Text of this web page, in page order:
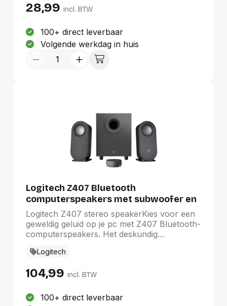
28,99 incl. BTW
100+ direct leverbaar
Volgende werkdag in huis
Logitech Z407 Bluetooth
computerspeakers met subwoofer en
draadloze bediening
Logitech Z407 stereo speakerKies voor een
geweldig geluid op je pc met Z407 Bluetooth-
computerspeakers. Het deskundig
piekvermogen van 80 W en 40 W RMS. Zorg
subwoofer die een diep daverend
signaalverwerking heldere tonen levert in het
Logitech
104,99 incl. BTW
100+ direct leverbaar